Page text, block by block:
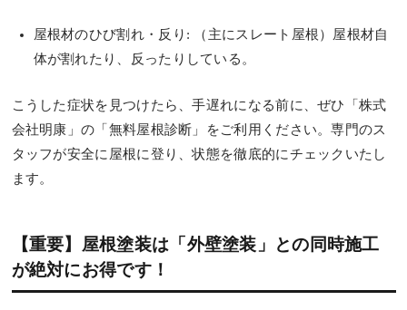
屋根材のひび割れ・反り : （主にスレート屋根）屋根材自
体が割れたり、反ったりしている。
こうした症状を見つけたら、手遅れになる前に、ぜひ「株式
会社明康」の「無料屋根診断」をご利用ください。専門のス
タッフが安全に屋根に登り、状態を徹底的にチェックいたし
ます。
【重要】屋根塗装は「外壁塗装」との同時施工
が絶対にお得です！